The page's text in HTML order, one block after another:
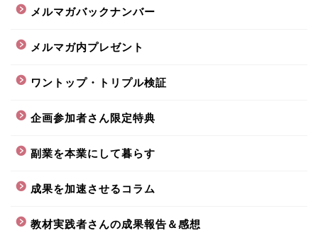
メルマガバックナンバー
メルマガ内プレゼント
ワントップ・トリプル検証
企画参加者さん限定特典
副業を本業にして暮らす
成果を加速させるコラム
教材実践者さんの成果報告＆感想